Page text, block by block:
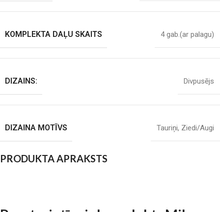
KOMPLEKTA DAĻU SKAITS 4 gab.(ar palagu)
DIZAINS: Divpusējs
DIZAINA MOTĪVS Tauriņi, Ziedi/Augi
PRODUKTA APRAKSTS